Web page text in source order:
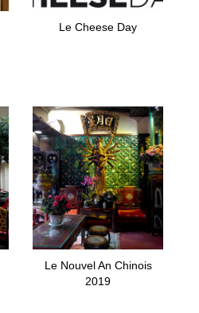
Le Cheese Day
Le Nouvel An Chinois
2019